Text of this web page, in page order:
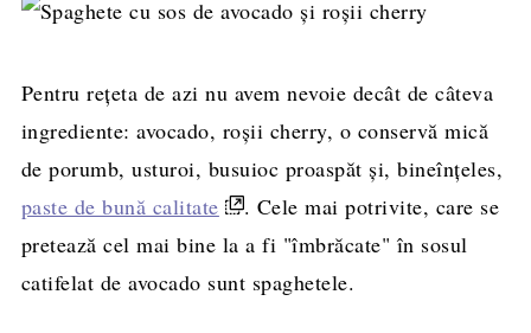
Pentru reţeta de azi nu avem nevoie decât de câteva
ingrediente: avocado, roşii cherry, o conservă mică
de porumb, usturoi, busuioc proaspăt şi, bineînţeles,
paste de bună calitate
. Cele mai potrivite, care se
pretează cel mai bine la a fi "îmbrăcate" în sosul
catifelat de avocado sunt spaghetele.